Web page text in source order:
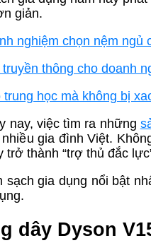
giản.
nghiệm chọn nệm ngủ
thông cho doanh
học mà không bị
nay, việc tìm ra những
gia đình Việt.
trở thành “trợ thủ đắc
sạch gia dụng nổi bật
dây Dyson